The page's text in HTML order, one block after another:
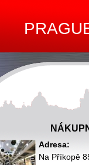
Adresa:
Na Příkopě